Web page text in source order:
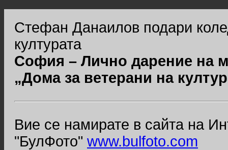
Стефан Данаилов подари
културата
София – Лично дарение на
„Дома за ветерани на
Вие се намирате в сайта на
"БулФото" www.bulfoto.com